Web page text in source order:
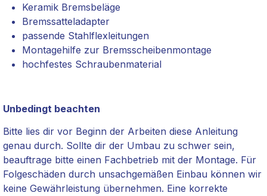
Keramik Bremsbeläge
Bremssatteladapter
passende Stahlflexleitungen
Montagehilfe zur Bremsscheibenmontage
hochfestes Schraubenmaterial
Unbedingt beachten
Bitte lies dir vor Beginn der Arbeiten diese Anleitung
genau durch. Sollte dir der Umbau zu schwer sein,
beauftrage bitte einen Fachbetrieb mit der Montage. Für
Folgeschäden durch unsachgemäßen Einbau können wir
keine Gewährleistung übernehmen. Eine korrekte